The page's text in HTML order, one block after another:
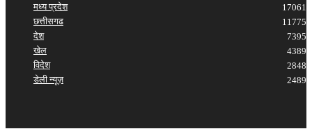
मध्य प्रदेश
17061
छत्तीसगढ
11775
देश
7395
खेल
4389
विदेश
2848
डेली न्यूज़
2489